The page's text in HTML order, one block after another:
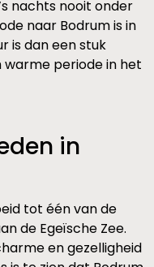
nachts nooit onder
naar Bodrum is in
is dan een stuk
periode in het
in
tot één van de
de Egeïsche Zee.
en gezelligheid